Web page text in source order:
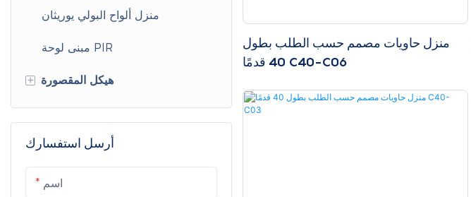
منزل ألواح البولي يوريثان
مبنى لوحة PIR
+ هيكل المقصورة
بيت كبسولة الفضاء
كبائن متنقلة
أرسل استفسارك
اسم
منزل حاويات مصمم حسب الطلب بطول
40 قدمًا C40-C06